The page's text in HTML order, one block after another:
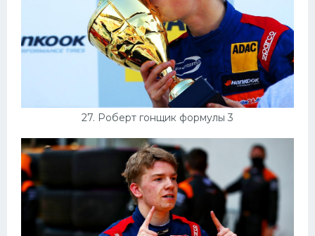
27. Роберт гонщик формулы 3